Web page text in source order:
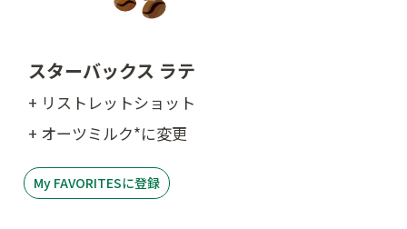
スターバックス ラテ
+ リストレットショット
+ オーツミルク*に変更
My FAVORITESに登録